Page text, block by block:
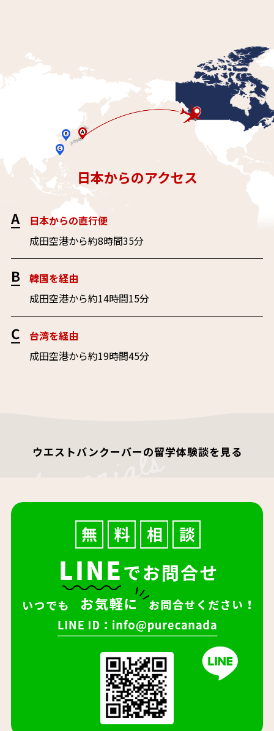
日本からのアクセス
日本からの直行便
成田空港から約8時間35分
韓国を経由
成田空港から約14時間15分
台湾を経由
成田空港から約19時間45分
ウエストバンクーバーの留学体験談を見る